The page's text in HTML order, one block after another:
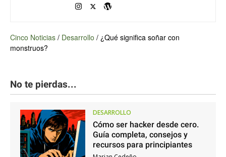
Cinco Noticias / Desarrollo / ¿Qué significa soñar con
monstruos?
No te pierdas...
DESARROLLO
Cómo ser hacker desde cero.
Guía completa, consejos y
recursos para principiantes